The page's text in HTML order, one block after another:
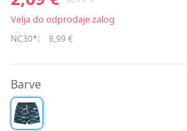
Velja do odprodaje zalog
NC30*: 8,99 €
Barve